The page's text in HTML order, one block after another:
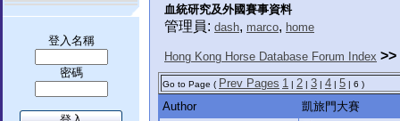
登入名稱
密碼
血統研究及外國賽事資料
管理員: dash, marco, home
Hong Kong Horse Database Forum Index >>
Go to Page ( Prev Pages 1 | 2 | 3 | 4 | 5 | 6 )
Author
凱旅門大賽